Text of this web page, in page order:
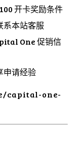
开卡奖励条件
系本站客服
One 促销信
申请经验
capital-one-